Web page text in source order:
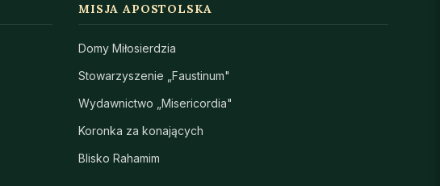
MISJA APOSTOLSKA
Domy Miłosierdzia
Stowarzyszenie „Faustinum"
Wydawnictwo „Misericordia"
Koronka za konających
Blisko Rahamim